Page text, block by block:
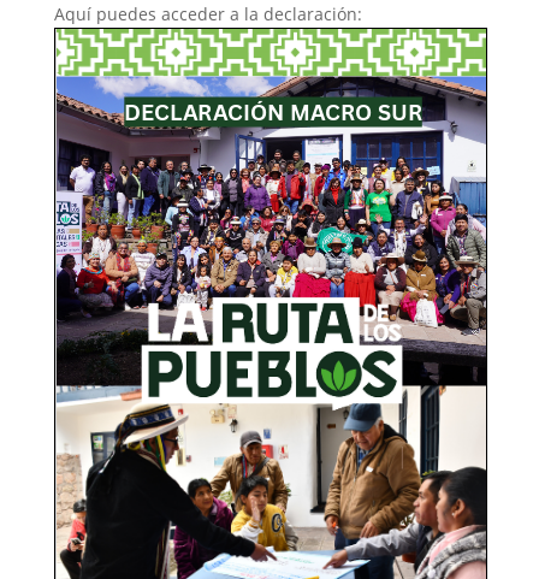
Aquí puedes acceder a la declaración: